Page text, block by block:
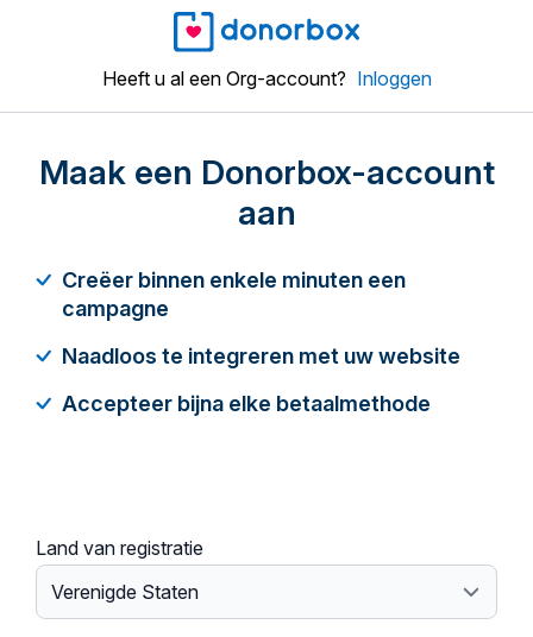
Heeft u al een Org-account? Inloggen
Maak een Donorbox-account
aan
Creëer binnen enkele minuten een
campagne
Naadloos te integreren met uw website
Accepteer bijna elke betaalmethode
Land van registratie